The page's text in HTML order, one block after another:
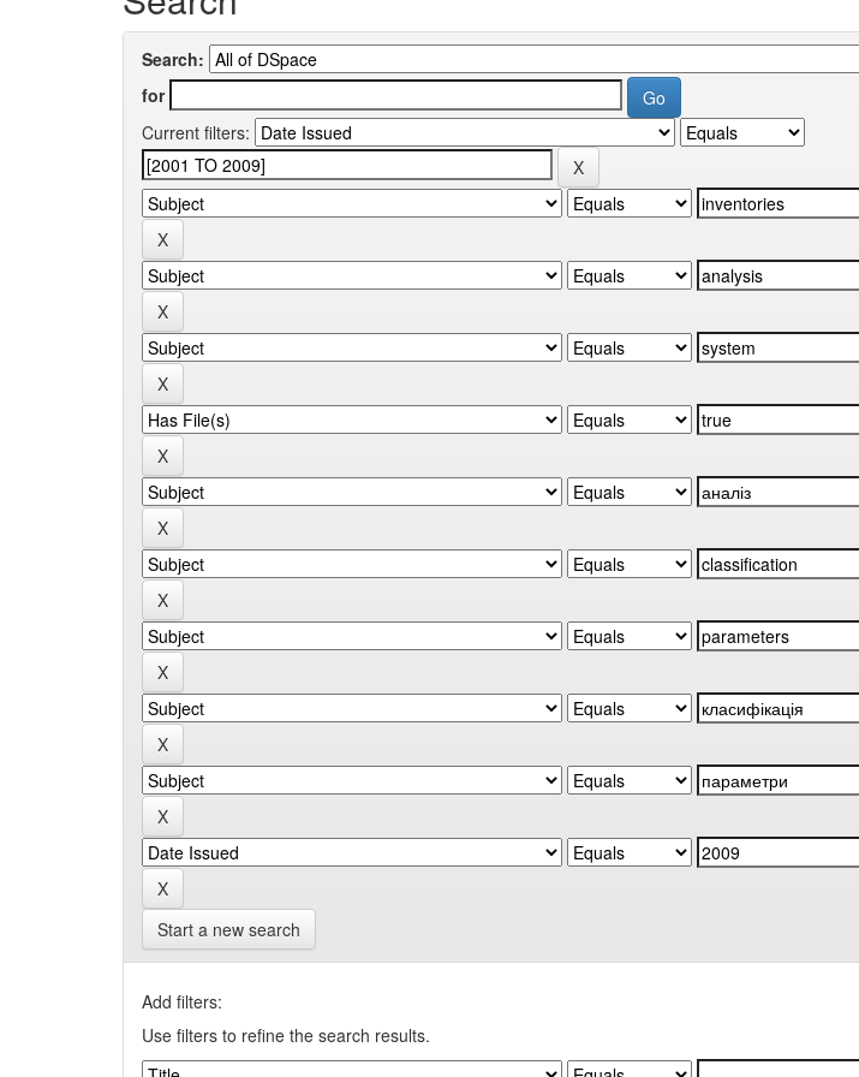
Search:
for
Current filters:
Start a new search
Add filters:
Use filters to refine the search results.